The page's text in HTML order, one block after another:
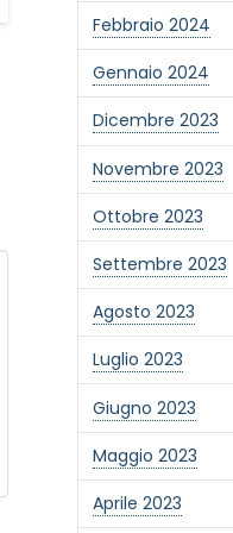
Febbraio 2024
Gennaio 2024
Dicembre 2023
Novembre 2023
Ottobre 2023
Settembre 2023
Agosto 2023
Luglio 2023
Giugno 2023
Maggio 2023
Aprile 2023
alla newsletter